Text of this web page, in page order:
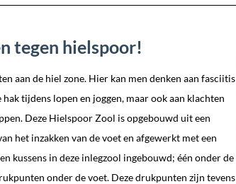
tegen hielspoor!
aan de hiel zone. Hier kan men denken aan fasciitis
tijdens lopen en joggen, maar ook aan klachten
Deze Hielspoor Zool is opgebouwd uit een
het inzakken van de voet en afgewerkt met een
kussens in deze inlegzool ingebouwd; één onder de
onder de voet. Deze drukpunten zijn tevens